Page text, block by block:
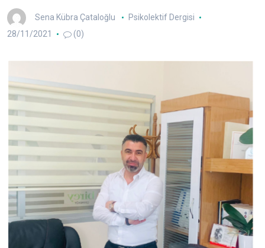
Sena Kübra Çataloğlu
Psikolektif Dergisi
28/11/2021
(0)